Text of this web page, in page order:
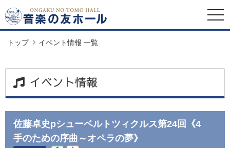
トップ イベント情報 一覧
イベント情報
佐藤卓史pシューベルトツィクルス第24回《4
手のための序曲～オペラの夢》